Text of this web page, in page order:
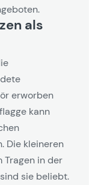
als
erworben
kann
Die kleineren
Tragen in der
sie beliebt.